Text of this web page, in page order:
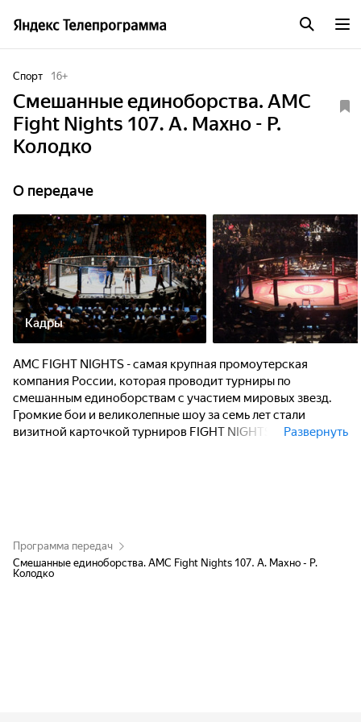
Спорт 16+
Смешанные единоборства. AMC
Fight Nights 107. А. Махно - Р.
Колодко
О передаче
Кадры
AMC FIGHT NIGHTS - самая крупная промоутерская
компания России, которая проводит турниры по
смешанным единоборствам с участием мировых звезд.
Громкие бои и великолепные шоу за семь лет стали
визитной карточкой турниров FIGHT NIGHTS. Первый
Развернуть
Программа передач
Смешанные единоборства. AMC Fight Nights 107. А. Махно - Р.
Колодко